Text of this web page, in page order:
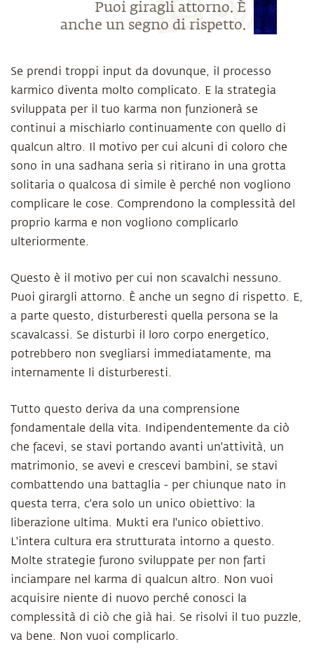
Puoi giragli attorno. È
anche un segno di rispetto.
Se prendi troppi input da dovunque, il processo
karmico diventa molto complicato. E la strategia
sviluppata per il tuo karma non funzionerà se
continui a mischiarlo continuamente con quello di
qualcun altro. Il motivo per cui alcuni di coloro che
sono in una sadhana seria si ritirano in una grotta
solitaria o qualcosa di simile è perché non vogliono
complicare le cose. Comprendono la complessità del
proprio karma e non vogliono complicarlo
ulteriormente.
Questo è il motivo per cui non scavalchi nessuno.
Puoi girargli attorno. È anche un segno di rispetto. E,
a parte questo, disturberesti quella persona se la
scavalcassi. Se disturbi il loro corpo energetico,
potrebbero non svegliarsi immediatamente, ma
internamente li disturberesti.
Tutto questo deriva da una comprensione
fondamentale della vita. Indipendentemente da ciò
che facevi, se stavi portando avanti un'attività, un
matrimonio, se avevi e crescevi bambini, se stavi
combattendo una battaglia - per chiunque nato in
questa terra, c'era solo un unico obiettivo: la
liberazione ultima. Mukti era l'unico obiettivo.
L'intera cultura era strutturata intorno a questo.
Molte strategie furono sviluppate per non farti
inciampare nel karma di qualcun altro. Non vuoi
acquisire niente di nuovo perché conosci la
complessità di ciò che già hai. Se risolvi il tuo puzzle,
va bene. Non vuoi complicarlo.